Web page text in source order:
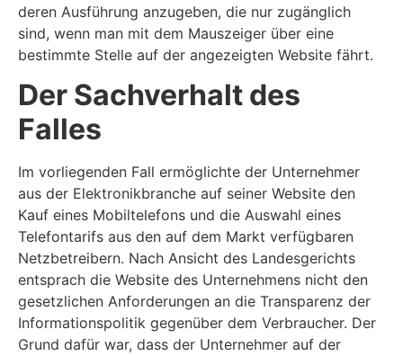
deren Ausführung anzugeben, die nur zugänglich
sind, wenn man mit dem Mauszeiger über eine
bestimmte Stelle auf der angezeigten Website fährt.
Der Sachverhalt des
Falles
Im vorliegenden Fall ermöglichte der Unternehmer
aus der Elektronikbranche auf seiner Website den
Kauf eines Mobiltelefons und die Auswahl eines
Telefontarifs aus den auf dem Markt verfügbaren
Netzbetreibern. Nach Ansicht des Landesgerichts
entsprach die Website des Unternehmens nicht den
gesetzlichen Anforderungen an die Transparenz der
Informationspolitik gegenüber dem Verbraucher. Der
Grund dafür war, dass der Unternehmer auf der